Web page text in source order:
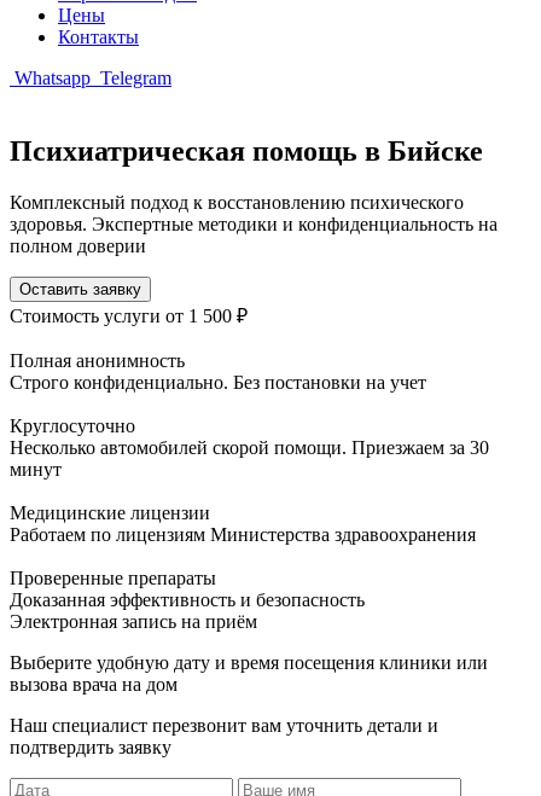
Цены
Контакты
Whatsapp Telegram
Психиатрическая помощь в Бийске
Комплексный подход к восстановлению психического
здоровья. Экспертные методики и конфиденциальность на
полном доверии
Оставить заявку
Стоимость услуги от 1 500 ₽
Полная анонимность
Строго конфиденциально. Без постановки на учет
Круглосуточно
Несколько автомобилей скорой помощи. Приезжаем за 30
минут
Медицинские лицензии
Работаем по лицензиям Министерства здравоохранения
Проверенные препараты
Доказанная эффективность и безопасность
Электронная запись на приём
Выберите удобную дату и время посещения клиники или
вызова врача на дом
Наш специалист перезвонит вам уточнить детали и
подтвердить заявку